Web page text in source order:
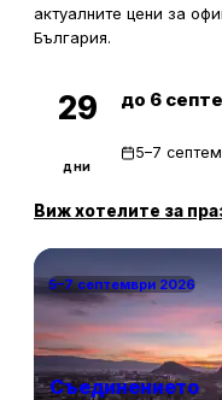
актуалните цени за
България.
29
дни
до 6
5–7
Виж хотелите за
5–7 септември 2026
Съединението